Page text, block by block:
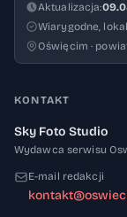
Aktualizacja:
Wiarygodne,
Oświęcim ·
KONTAKT
Sky Foto Studio
Wydawca serwisu
E-mail redakcji